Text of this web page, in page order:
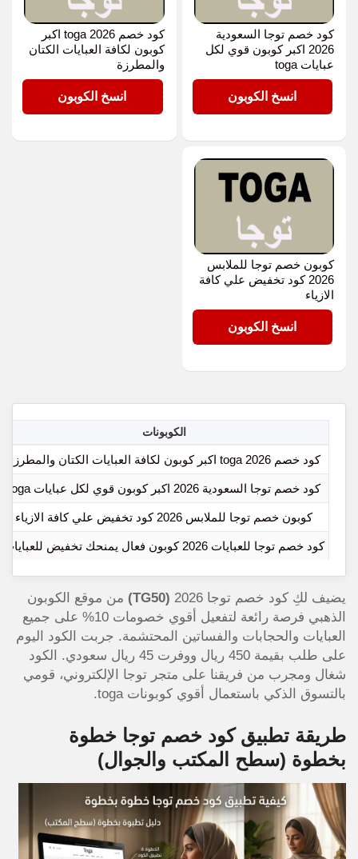
كود خصم توجا السعودية
2026 اكبر كوبون قوي لكل
عبايات toga
TG50انسخ الكوبون
كود خصم toga 2026 اكبر
كوبون لكافة العبايات الكتان
والمطرزة
TG50انسخ الكوبون
كوبون خصم توجا للملابس
2026 كود تخفيض علي كافة
الازياء
TG50انسخ الكوبون
الكوبونات
كود خصم toga 2026 اكبر كوبون لكافة العبايات الكتان والمطرزة
كود خصم توجا السعودية 2026 اكبر كوبون قوي لكل عبايات toga
كوبون خصم توجا للملابس 2026 كود تخفيض علي كافة الازياء
كود خصم توجا للعبايات 2026 كوبون فعال يمنحك تخفيض للعبايات
يضيف لكِ كود خصم توجا 2026 (TG50)
من موقع الكوبون
الذهبي فرصة رائعة لتفعيل أقوي خصومات 10% على جميع
العبايات والحجابات والفساتين المحتشمة. جربت الكود اليوم
على طلب بقيمة 450 ريال ووفرت 45 ريال سعودي. الكود
شغال ومجرب من فريقنا على متجر توجا الإلكتروني، قومي
بالتسوق الذكي باستعمال أقوي كوبونات toga.
طريقة تطبيق كود خصم توجا خطوة
بخطوة (سطح المكتب والجوال)